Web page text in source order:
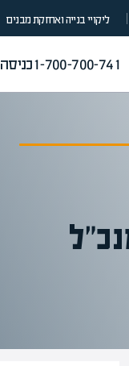
ליקויי בנייה ואחזקת מבנים
1-700-700-741כניסה